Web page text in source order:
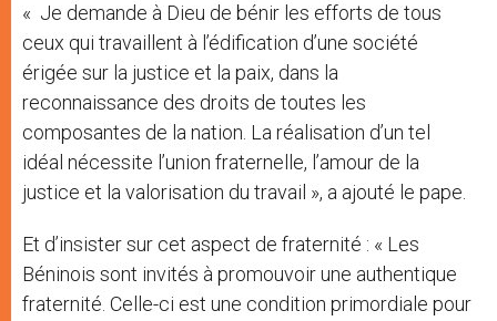
« Je demande à Dieu de bénir les efforts de tous
ceux qui travaillent à l’édification d’une société
érigée sur la justice et la paix, dans la
reconnaissance des droits de toutes les
composantes de la nation. La réalisation d’un tel
idéal nécessite l’union fraternelle, l’amour de la
justice et la valorisation du travail », a ajouté le pape.
Et d’insister sur cet aspect de fraternité : « Les
Béninois sont invités à promouvoir une authentique
fraternité. Celle-ci est une condition primordiale pour